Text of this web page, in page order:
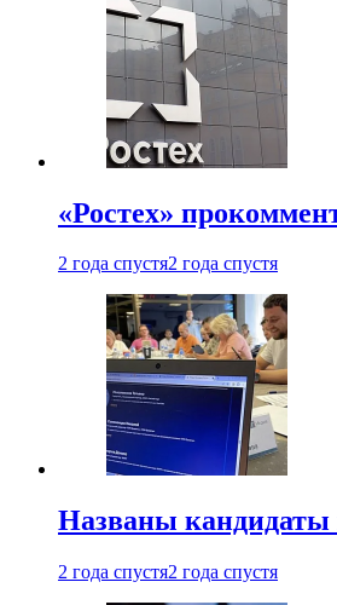
«Ростех»
2 года спустя2 года спустя
Названы кандидаты
2 года спустя2 года спустя